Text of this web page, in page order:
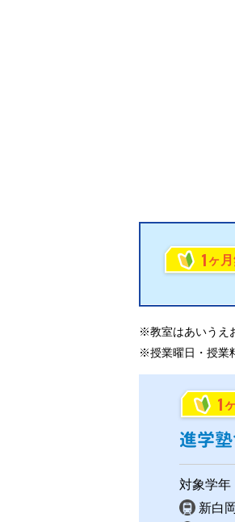
1 ヶ
※教室はあいうえ
※授業曜日・授業
1
進学
対象学年
新白